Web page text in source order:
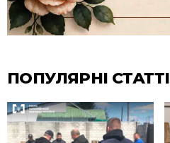
ПОПУЛЯРНІ СТАТТІ